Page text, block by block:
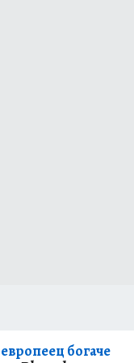
богаче